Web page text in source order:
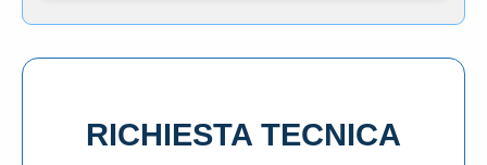
RICHIESTA TECNICA